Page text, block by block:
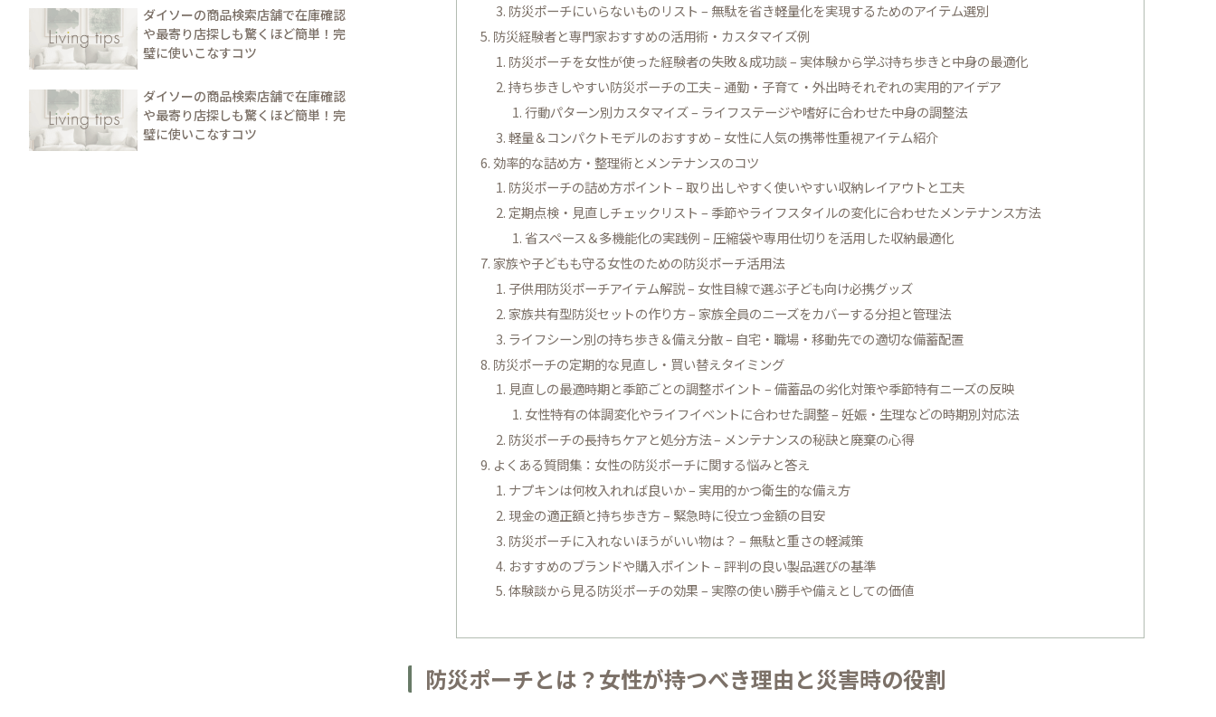
防災ポーチにいらないものリスト – 無駄を省き軽量化を実現するためのアイテム選別
防災経験者と専門家おすすめの活用術・カスタマイズ例
防災ポーチを女性が使った経験者の失敗＆成功談 – 実体験から学ぶ持ち歩きと中身の最適化
持ち歩きしやすい防災ポーチの工夫 – 通勤・子育て・外出時それぞれの実用的アイデア
行動パターン別カスタマイズ – ライフステージや嗜好に合わせた中身の調整法
軽量＆コンパクトモデルのおすすめ – 女性に人気の携帯性重視アイテム紹介
効率的な詰め方・整理術とメンテナンスのコツ
防災ポーチの詰め方ポイント – 取り出しやすく使いやすい収納レイアウトと工夫
定期点検・見直しチェックリスト – 季節やライフスタイルの変化に合わせたメンテナンス方法
省スペース＆多機能化の実践例 – 圧縮袋や専用仕切りを活用した収納最適化
家族や子どもも守る女性のための防災ポーチ活用法
子供用防災ポーチアイテム解説 – 女性目線で選ぶ子ども向け必携グッズ
家族共有型防災セットの作り方 – 家族全員のニーズをカバーする分担と管理法
ライフシーン別の持ち歩き＆備え分散 – 自宅・職場・移動先での適切な備蓄配置
防災ポーチの定期的な見直し・買い替えタイミング
見直しの最適時期と季節ごとの調整ポイント – 備蓄品の劣化対策や季節特有ニーズの反映
女性特有の体調変化やライフイベントに合わせた調整 – 妊娠・生理などの時期別対応法
防災ポーチの長持ちケアと処分方法 – メンテナンスの秘訣と廃棄の心得
よくある質問集：女性の防災ポーチに関する悩みと答え
ナプキンは何枚入れれば良いか – 実用的かつ衛生的な備え方
現金の適正額と持ち歩き方 – 緊急時に役立つ金額の目安
防災ポーチに入れないほうがいい物は？ – 無駄と重さの軽減策
おすすめのブランドや購入ポイント – 評判の良い製品選びの基準
体験談から見る防災ポーチの効果 – 実際の使い勝手や備えとしての価値
防災ポーチとは？女性が持つべき理由と災害時の役割
ダイソーの商品検索店舗で在庫確認
や最寄り店探しも驚くほど簡単！完
璧に使いこなすコツ
ダイソーの商品検索店舗で在庫確認
や最寄り店探しも驚くほど簡単！完
璧に使いこなすコツ